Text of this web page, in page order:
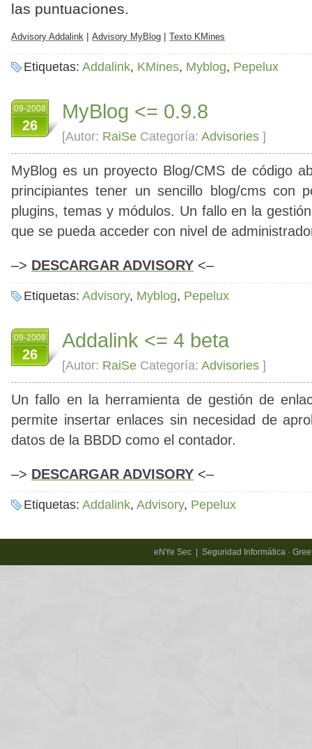
las puntuaciones.
Advisory Addalink | Advisory MyBlog | Texto KMines
Etiquetas: Addalink, KMines, Myblog, Pepelux
09-2008
26
MyBlog <= 0.9.8
[Autor: RaiSe Categoría: Advisories ]
MyBlog es un proyecto Blog/CMS de código
principiantes tener un sencillo blog/cms con
plugins, temas y módulos. Un fallo en la
que se pueda acceder con nivel de
–> DESCARGAR ADVISORY <–
Etiquetas: Advisory, Myblog, Pepelux
09-2008
26
Addalink <= 4 beta
[Autor: RaiSe Categoría: Advisories ]
Un fallo en la herramienta de gestión de
permite insertar enlaces sin necesidad de
datos de la BBDD como el contador.
–> DESCARGAR ADVISORY <–
Etiquetas: Addalink, Advisory, Pepelux
eNYe Sec | Seguridad Informática ·